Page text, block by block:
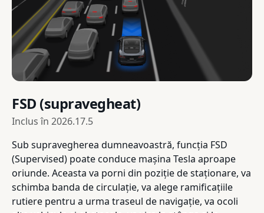
FSD (supravegheat)
Inclus în 2026.17.5
Sub supravegherea dumneavoastră, funcția FSD
(Supervised) poate conduce mașina Tesla aproape
oriunde. Aceasta va porni din poziție de staționare, va
schimba banda de circulație, va alege ramificațiile
rutiere pentru a urma traseul de navigație, va ocoli